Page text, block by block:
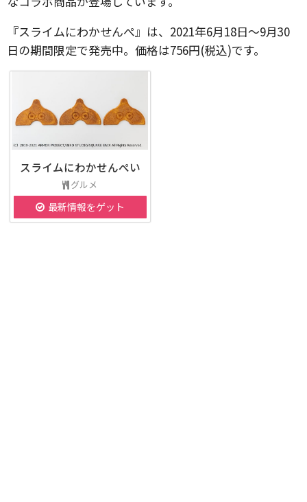
『スライムにわかせんぺ』は、2021年6月18日～9月30
日の期間限定で発売中。価格は756円(税込)です。
スライムにわかせんぺい
グルメ
最新情報をゲット